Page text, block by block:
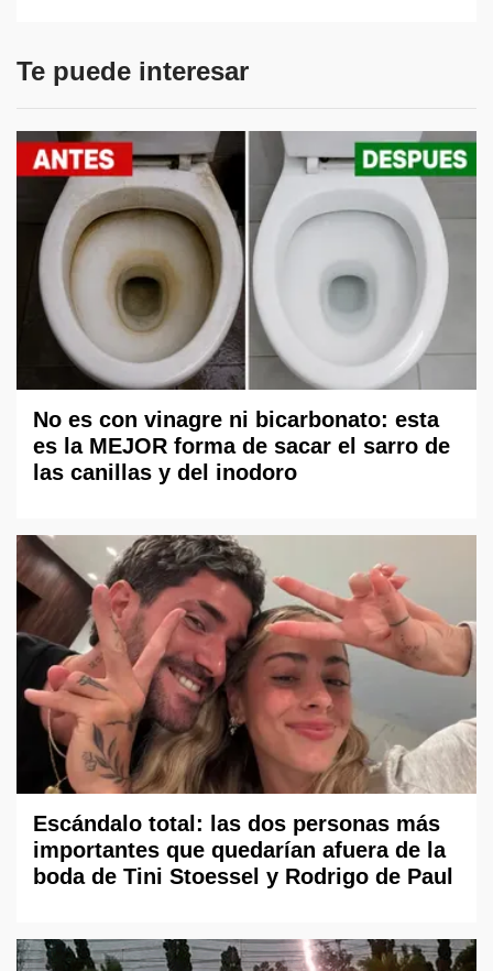
Te puede interesar
No es con vinagre ni bicarbonato: esta
es la MEJOR forma de sacar el sarro de
las canillas y del inodoro
Escándalo total: las dos personas más
importantes que quedarían afuera de la
boda de Tini Stoessel y Rodrigo de Paul